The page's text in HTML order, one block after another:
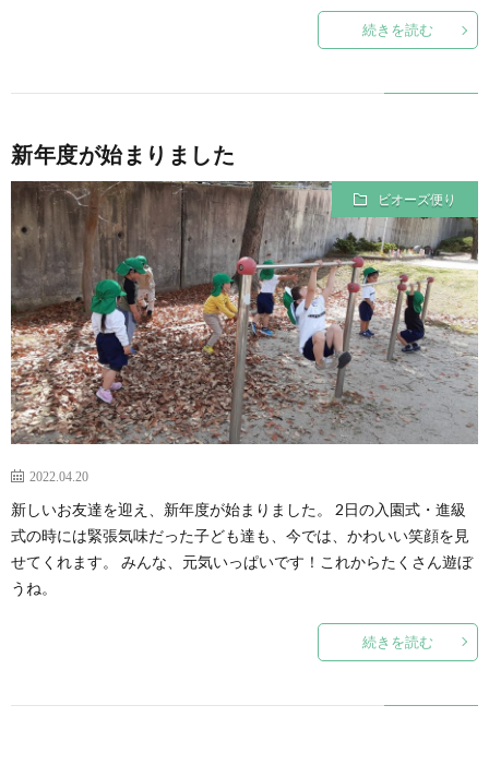
続きを読む
新年度が始まりました
ビオーズ便り
2022.04.20
新しいお友達を迎え、新年度が始まりました。 2日の入園式・進級
式の時には緊張気味だった子ども達も、今では、かわいい笑顔を見
せてくれます。 みんな、元気いっぱいです！これからたくさん遊ぼ
うね。
続きを読む